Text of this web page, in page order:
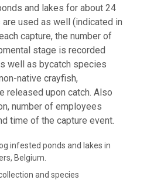
and lakes for about 24
used as well (indicated in
capture, the number of
stage is recorded
well as bycatch species
native crayfish,
released upon catch. Also
number of employees
time of the capture event.
infested ponds and lakes in
Belgium.
and species